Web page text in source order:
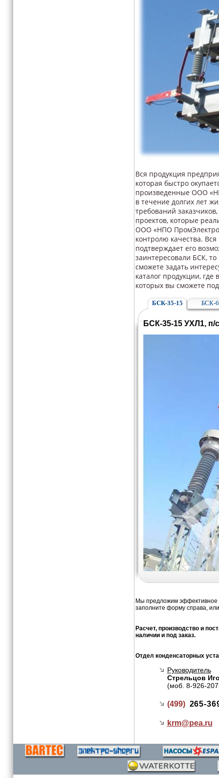
Вся продукция
которая быстро
произведенные ООО
в течение долгих лет
требований
проектов, которые
ООО «НПО
контролю качества.
подтверждает его
заинтересовали БСК,
сможете задать
каталог продукции,
которых вы сможете
БСК-35-15 БСК-
БСК-35-15 УХЛ1, п/
Мы предложим эффективное
заполните форму справа,
Расчет, производство и
наличии и под заказ.
Отдел конденсаторных
Руководитель
Стрельцов
(моб. 8-926-
(499) 265-
krm@pea.ru